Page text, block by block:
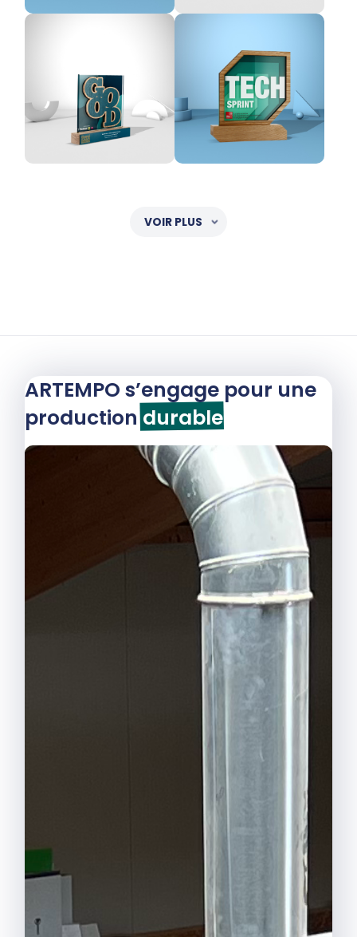
VOIR PLUS
ARTEMPO s’engage pour une
productiondurable